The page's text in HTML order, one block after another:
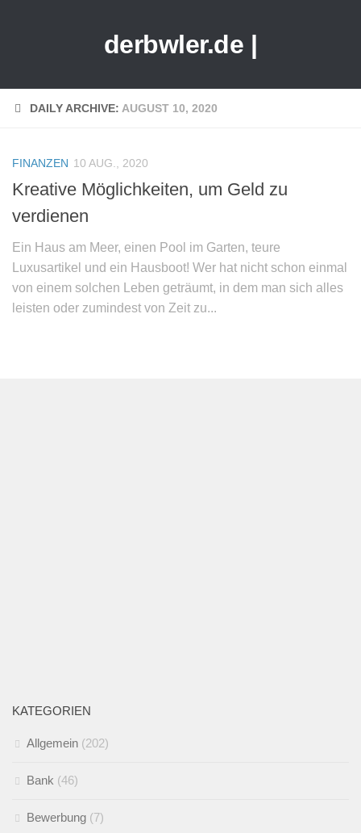
derbwler.de |
DAILY ARCHIVE: AUGUST 10, 2020
FINANZEN 10 AUG., 2020
Kreative Möglichkeiten, um Geld zu
verdienen
Ein Haus am Meer, einen Pool im Garten, teure
Luxusartikel und ein Hausboot! Wer hat nicht schon einmal
von einem solchen Leben geträumt, in dem man sich alles
leisten oder zumindest von Zeit zu...
KATEGORIEN
Allgemein (202)
Bank (46)
Bewerbung (7)